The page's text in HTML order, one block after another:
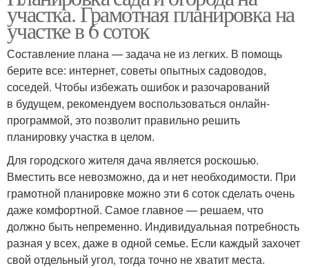
участка. Грамотная планировка на
участке в 6 соток
Составление плана — задача не из легких. В помощь
берите все: интернет, советы опытных садоводов,
соседей. Чтобы избежать ошибок и разочарований
в будущем, рекомендуем воспользоваться онлайн-
программой, это позволит правильно решить
планировку участка в целом.
Для городского жителя дача является роскошью.
Вместить все невозможно, да и нет необходимости. При
грамотной планировке можно эти 6 соток сделать очень
даже комфортной. Самое главное — решаем, что
должно быть непременно. Индивидуальная потребность
разная у всех, даже в одной семье. Если каждый захочет
свой отдельный угол, тогда точно не хватит места.